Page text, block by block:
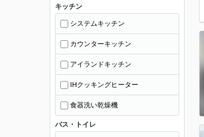
キッチン
システムキッチン
カウンターキッチン
アイランドキッチン
IHクッキングヒーター
食器洗い乾燥機
バス・トイレ